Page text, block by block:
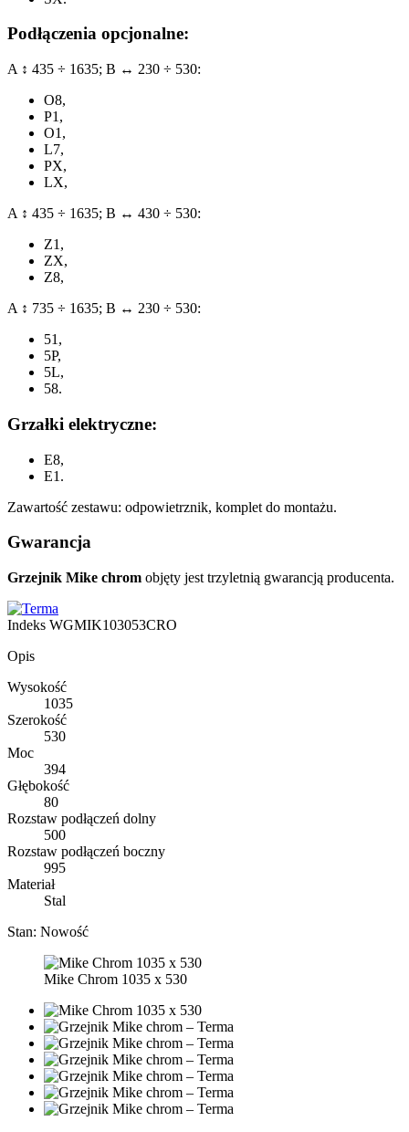
Podłączenia opcjonalne:
A ↕ 435 ÷ 1635; B ↔ 230 ÷ 530:
O8,
P1,
O1,
L7,
PX,
LX,
A ↕ 435 ÷ 1635; B ↔ 430 ÷ 530:
Z1,
ZX,
Z8,
A ↕ 735 ÷ 1635; B ↔ 230 ÷ 530:
51,
5P,
5L,
58.
Grzałki elektryczne:
E8,
E1.
Zawartość zestawu: odpowietrznik, komplet do montażu.
Gwarancja
Grzejnik Mike chrom objęty jest trzyletnią gwarancją producenta.
Indeks WGMIK103053CRO
Opis
Wysokość
1035
Szerokość
530
Moc
394
Głębokość
80
Rozstaw podłączeń dolny
500
Rozstaw podłączeń boczny
995
Materiał
Stal
Stan: Nowość
Mike Chrom 1035 x 530